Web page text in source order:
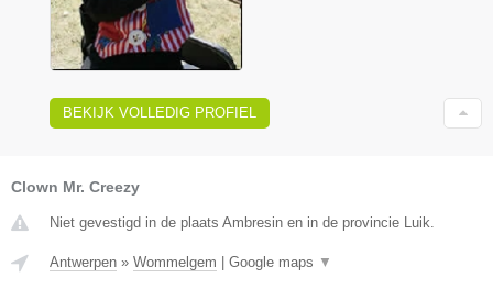
BEKIJK VOLLEDIG PROFIEL
Clown Mr. Creezy
Niet gevestigd in de plaats Ambresin en in de provincie Luik.
Antwerpen » Wommelgem Google maps ▼